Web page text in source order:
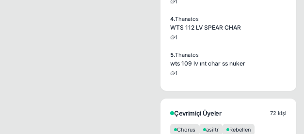
1
4.Thanatos
WTS 112 LV SPEAR CHAR
1
5.Thanatos
wts 109 lv ınt char ss nuker
1
Çevrimiçi Üyeler 72 kişi
Chorus asiltr Rebellen